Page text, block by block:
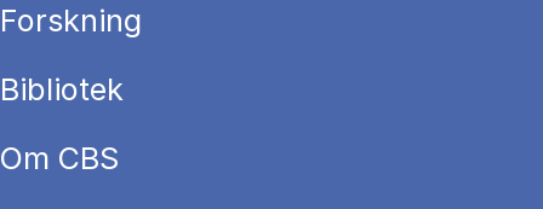
Forskning
Bibliotek
Om CBS